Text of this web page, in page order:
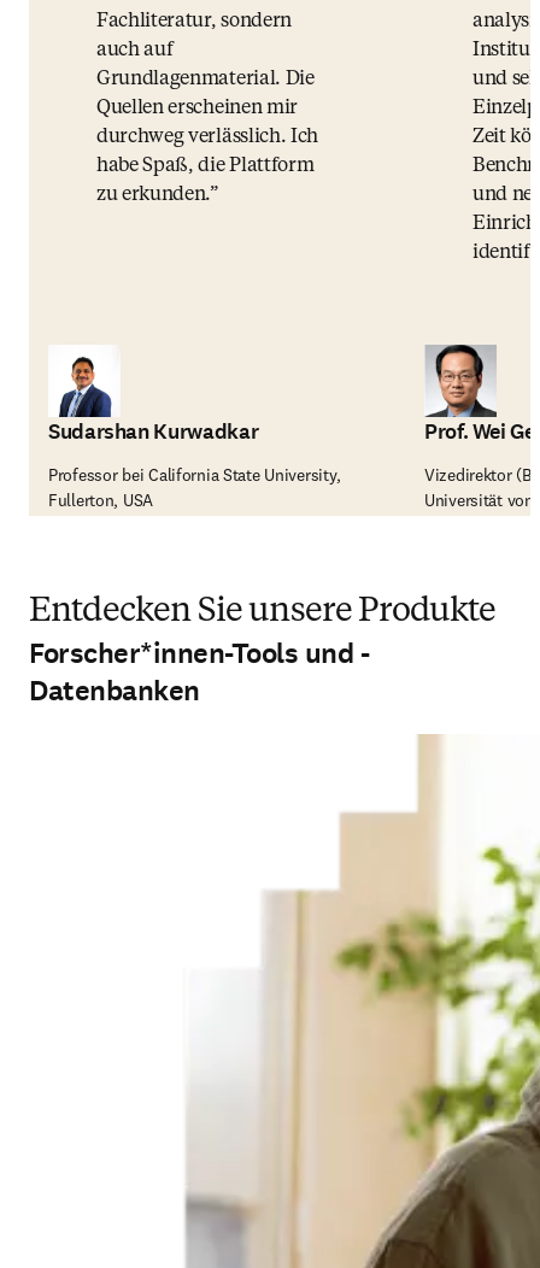
Fachliteratur, sondern
auch auf
Grundlagenmaterial. Die
Quellen erscheinen mir
durchweg verlässlich. Ich
habe Spaß, die Plattform
zu erkunden.
Sudarshan Kurwadkar
Professor bei California State University,
Fullerton, USA
und
Zeit
und
Prof. Wei Ge
Vizedirektor
Universität von
Entdecken Sie unsere Produkte
Forscher*innen-Tools und -
Datenbanken